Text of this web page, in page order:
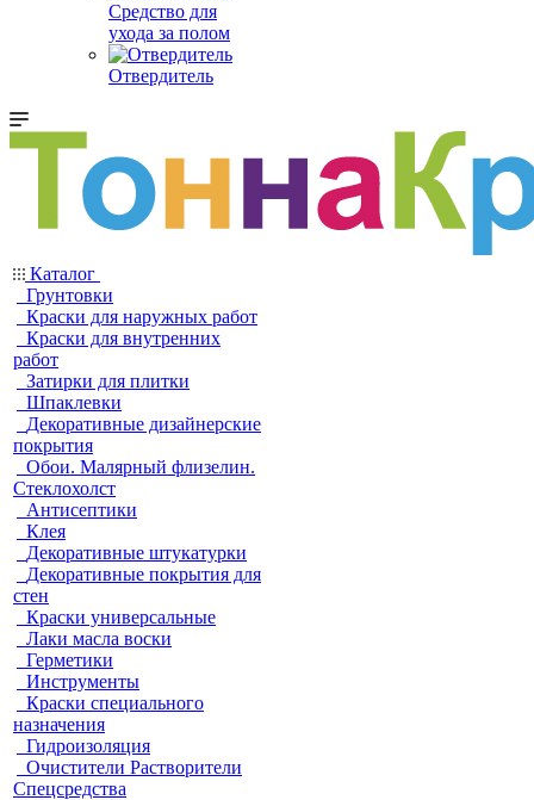
Средство для
ухода за полом
Отвердитель
Каталог
Грунтовки
Краски для наружных работ
Краски для внутренних
работ
Затирки для плитки
Шпаклевки
Декоративные дизайнерские
покрытия
Обои. Малярный флизелин.
Стеклохолст
Антисептики
Клея
Декоративные штукатурки
Декоративные покрытия для
стен
Краски универсальные
Лаки масла воски
Герметики
Инструменты
Краски специального
назначения
Гидроизоляция
Очистители Растворители
Спецсредства